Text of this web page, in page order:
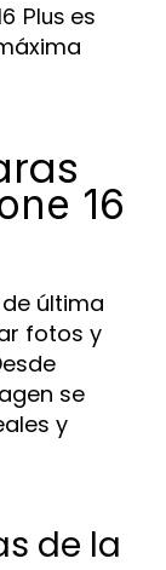
Plus es
16
última
fotos y
se
y
de la